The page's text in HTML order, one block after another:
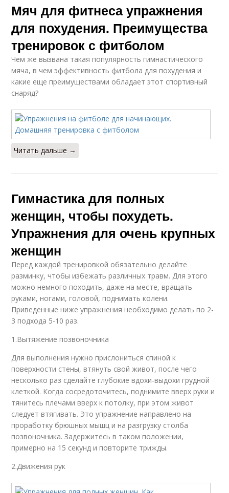
Мяч для фитнеса упражнения
для похудения. Преимущества
тренировок с фитболом
Чем же вызвана такая популярность гимнастического
мяча, в чем эффективность фитбола для похудения и
какие еще преимуществами обладает этот спортивный
снаряд?
Читать дальше →
Гимнастика для полных
женщин, чтобы похудеть.
Упражнения для очень крупных
женщин
Перед каждой тренировкой обязательно делайте
разминку, чтобы избежать различных травм. Для этого
можно немного походить, даже на месте, вращать
руками, ногами, головой, поднимать колени.
Приведенные ниже упражнения необходимо делать по 2-
3 подхода 5-10 раз.
1.Вытяжение позвоночника
Для выполнения нужно прислониться спиной к
поверхности стены, втянуть свой живот, после чего
несколько раз сделайте глубокие вдохи-выдохи грудной
клеткой. Когда сосредоточитесь, поднимите вверх руки и
тянитесь плечами вверх к потолку, при этом живот
следует втягивать. Это упражнение направлено на
проработку брюшных мышц и на разгрузку столба
позвоночника. Задержитесь в таком положении,
примерно на 15 секунд и повторите трижды.
2.Движения рук